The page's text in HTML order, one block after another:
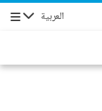
العربية الإبحار